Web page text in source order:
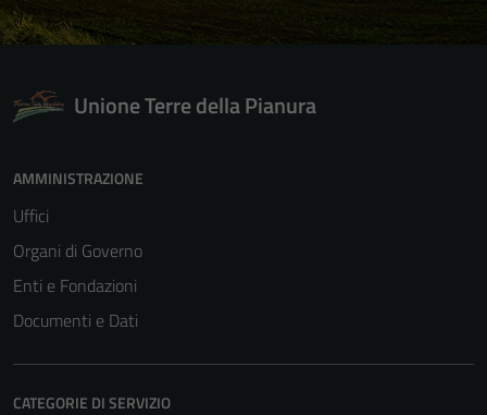
Unione Terre della Pianura
AMMINISTRAZIONE
Uffici
Organi di Governo
Enti e Fondazioni
Documenti e Dati
CATEGORIE DI SERVIZIO